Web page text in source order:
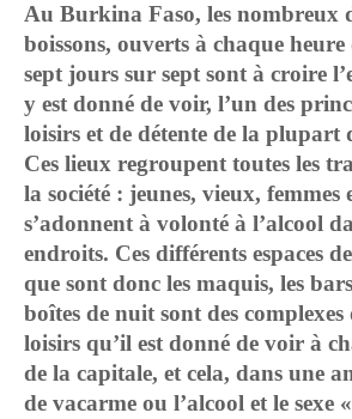
Au Burkina Faso, les nombreux
boissons, ouverts à chaque
sept jours sur sept sont à croire
y est donné de voir, l’un des
loisirs et de détente de la plupart
Ces lieux regroupent toutes les
la société : jeunes, vieux, femmes
s’adonnent à volonté à l’alcool
endroits. Ces différents espaces
que sont donc les maquis, les
boîtes de nuit sont des complexes
loisirs qu’il est donné de voir à
de la capitale, et cela, dans une
de vacarme ou l’alcool et le sexe «